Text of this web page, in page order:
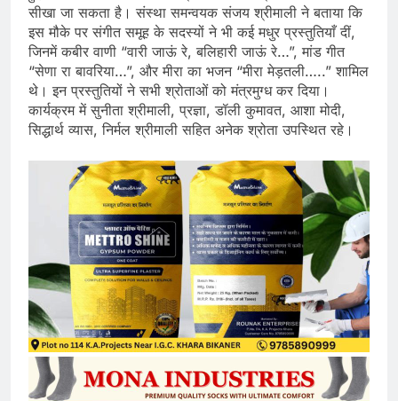
सीखा जा सकता है। संस्था समन्वयक संजय श्रीमाली ने बताया कि
इस मौके पर संगीत समूह के सदस्यों ने भी कई मधुर प्रस्तुतियाँ दीं,
जिनमें कबीर वाणी “वारी जाऊं रे, बलिहारी जाऊं रे…”, मांड गीत
“सेणा रा बावरिया…”, और मीरा का भजन “मीरा मेड़तली…..” शामिल
थे। इन प्रस्तुतियों ने सभी श्रोताओं को मंत्रमुग्ध कर दिया।
कार्यक्रम में सुनीता श्रीमाली, प्रज्ञा, डॉली कुमावत, आशा मोदी,
सिद्धार्थ व्यास, निर्मल श्रीमाली सहित अनेक श्रोता उपस्थित रहे।